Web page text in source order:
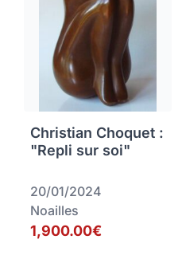
Christian Choquet :
"Repli sur soi"
20/01/2024
Noailles
1,900.00€